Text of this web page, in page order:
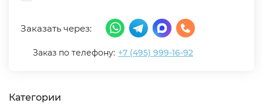
Заказать через:
Заказ по телефону: +7 (495) 999-16-92
Категории